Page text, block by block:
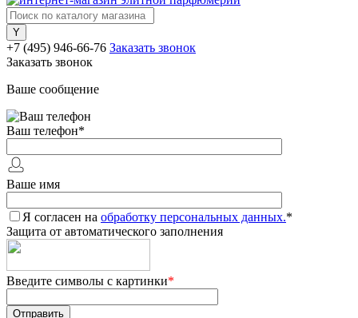
+7 (495) 946-66-76 Заказать звонок
Заказать звонок
Ваше сообщение
Ваш телефон*
Ваше имя
Я согласен на обработку персональных данных.*
Защита от автоматического заполнения
Введите символы с картинки*